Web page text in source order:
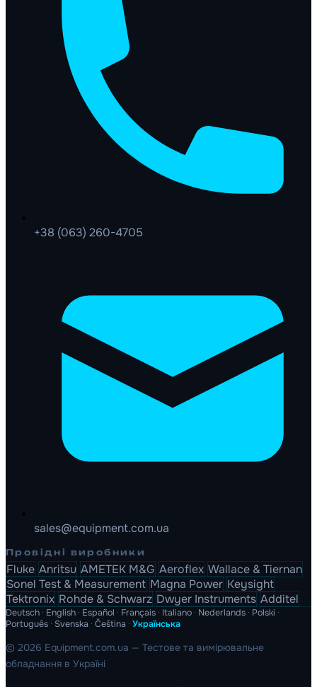
+38 (063) 260-4705
sales@equipment.com.ua
Провідні виробники
Fluke Anritsu AMETEK M&G Aeroflex Wallace & Tiernan
Sonel Test & Measurement Magna Power Keysight
Tektronix Rohde & Schwarz Dwyer Instruments Additel
Deutsch · English · Español · Français · Italiano · Nederlands · Polski ·
Português · Svenska · Čeština · Українська
© 2026 Equipment.com.ua — Тестове та вимірювальне
обладнання в Україні